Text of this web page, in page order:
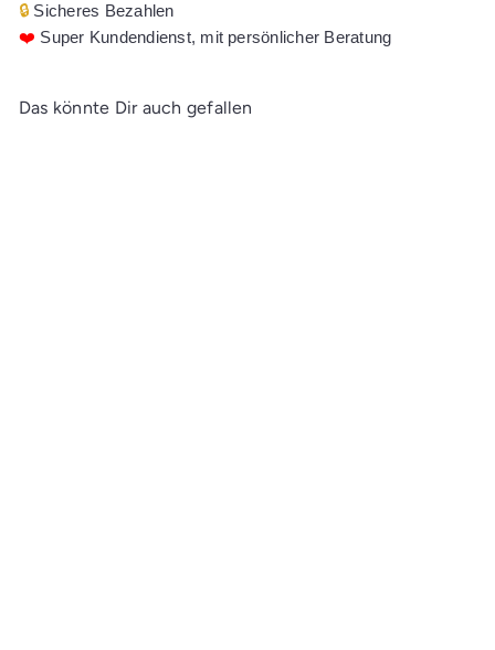
🔒 Sicheres Bezahlen
❤️ Super Kundendienst, mit persönlicher Beratung
Das könnte Dir auch gefallen